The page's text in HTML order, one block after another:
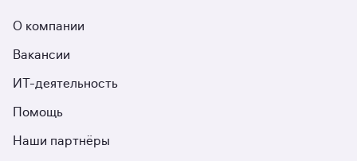
О компании
Вакансии
ИТ-деятельность
Помощь
Наши партнёры